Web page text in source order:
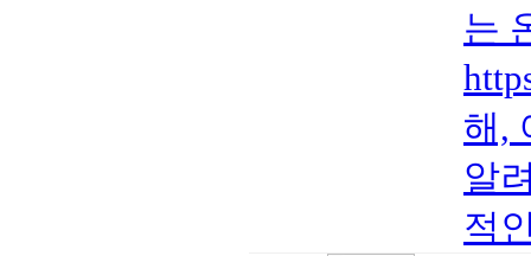
는
해,
알
적